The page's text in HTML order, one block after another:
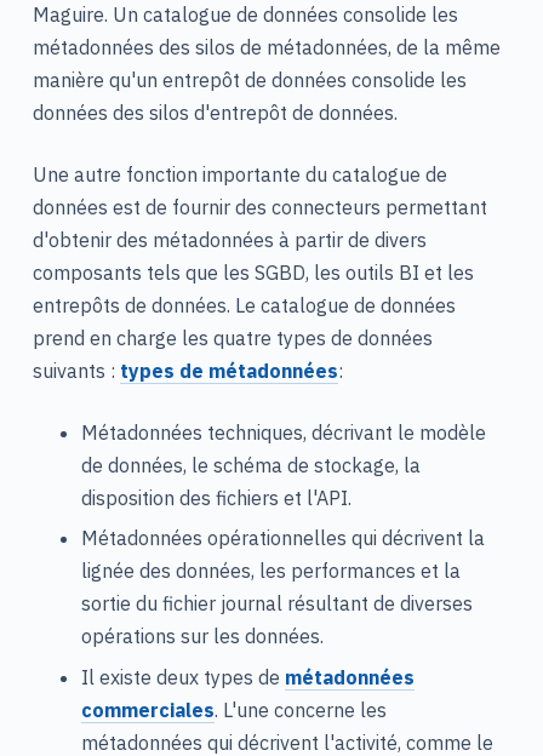
Maguire. Un catalogue de données consolide les
métadonnées des silos de métadonnées, de la même
manière qu'un entrepôt de données consolide les
données des silos d'entrepôt de données.
Une autre fonction importante du catalogue de
données est de fournir des connecteurs permettant
d'obtenir des métadonnées à partir de divers
composants tels que les SGBD, les outils BI et les
entrepôts de données. Le catalogue de données
prend en charge les quatre types de données
suivants : types de métadonnées:
Métadonnées techniques, décrivant le modèle
de données, le schéma de stockage, la
disposition des fichiers et l'API.
Métadonnées opérationnelles qui décrivent la
lignée des données, les performances et la
sortie du fichier journal résultant de diverses
opérations sur les données.
Il existe deux types de métadonnées
commerciales. L'une concerne les
métadonnées qui décrivent l'activité, comme le